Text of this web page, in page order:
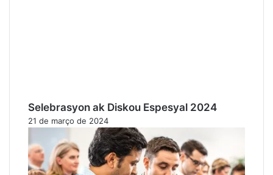
Selebrasyon ak Diskou Espesyal 2024
21 de março de 2024